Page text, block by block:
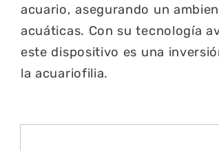
acuario, asegurando un
acuáticas. Con su tecnología
este dispositivo es una
la acuariofilia.